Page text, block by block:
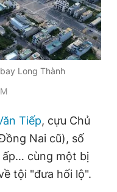
780 404
soạn Chính sách bảo
cấp ngày 24.3.2020
Thanh Niên. Cấm sao
sự chấp thuận bằng văn
Long Thành
Tiếp, cựu Chủ
Nai cũ), số
ấp… cùng một bị
tội "đưa hối lộ".